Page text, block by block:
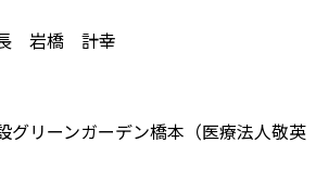
岩橋 計幸
リーンガーデン橋本（医療法人敬英